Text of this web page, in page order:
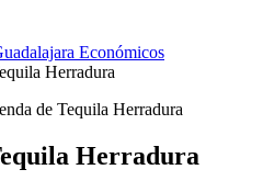
Económicos
Herradura
Herradura